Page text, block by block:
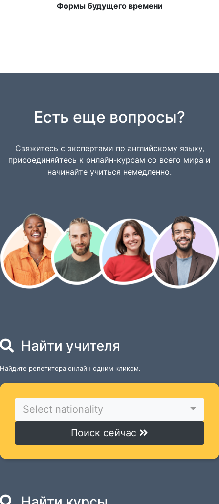
Формы будущего времени
Есть еще вопросы?
Свяжитесь с экспертами по английскому языку,
присоединяйтесь к онлайн-курсам со всего мира и
начинайте учиться немедленно.
Найти учителя
Найдите репетитора онлайн одним кликом.
Select nationality
Поиск сейчас